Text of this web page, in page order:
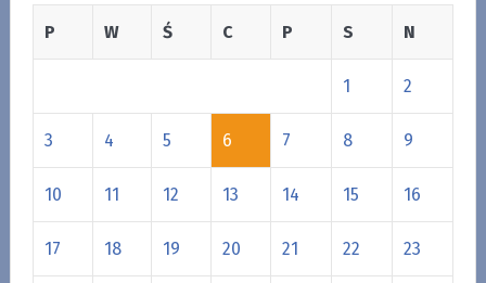
P W Ś C P S N
1 2
3 4 5 6 7 8 9
10 11 12 13 14 15 16
17 18 19 20 21 22 23